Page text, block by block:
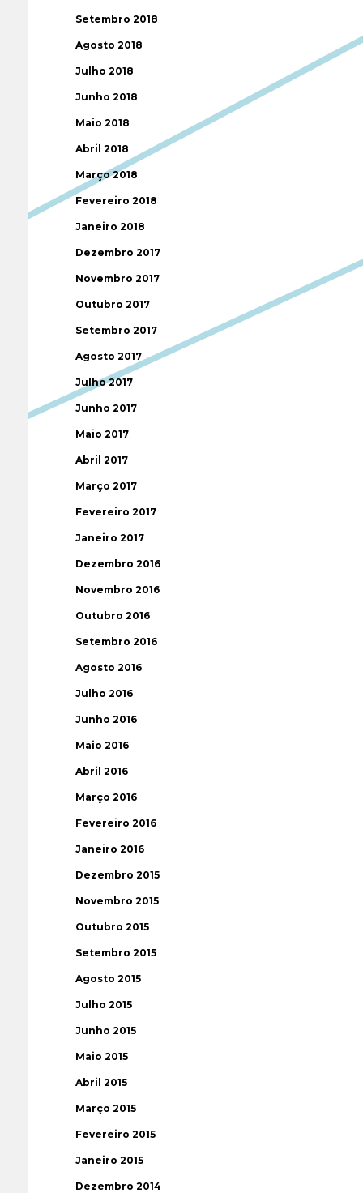
Setembro 2018
Agosto 2018
Julho 2018
Junho 2018
Maio 2018
Abril 2018
Março 2018
Fevereiro 2018
Janeiro 2018
Dezembro 2017
Novembro 2017
Outubro 2017
Setembro 2017
Agosto 2017
Julho 2017
Junho 2017
Maio 2017
Abril 2017
Março 2017
Fevereiro 2017
Janeiro 2017
Dezembro 2016
Novembro 2016
Outubro 2016
Setembro 2016
Agosto 2016
Julho 2016
Junho 2016
Maio 2016
Abril 2016
Março 2016
Fevereiro 2016
Janeiro 2016
Dezembro 2015
Novembro 2015
Outubro 2015
Setembro 2015
Agosto 2015
Julho 2015
Junho 2015
Maio 2015
Abril 2015
Março 2015
Fevereiro 2015
Janeiro 2015
Dezembro 2014